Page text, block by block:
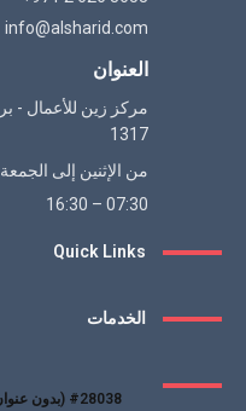
info@alsharid.com
العنوان
1317
من الإثنين إلى الجمعة
07:30 – 16:30
Quick Links
الخدمات
#28038 (بدون عنوان)